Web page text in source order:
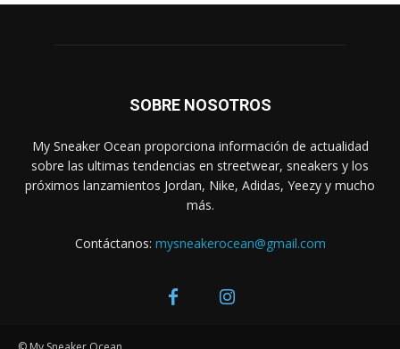
SOBRE NOSOTROS
My Sneaker Ocean proporciona información de actualidad
sobre las ultimas tendencias en streetwear, sneakers y los
próximos lanzamientos Jordan, Nike, Adidas, Yeezy y mucho
más.
Contáctanos: mysneakerocean@gmail.com